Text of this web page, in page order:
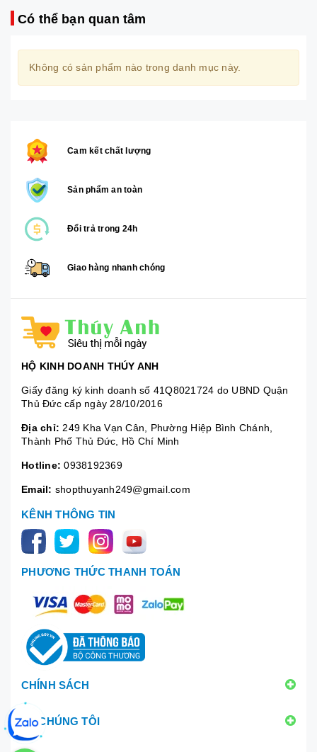
Có thể bạn quan tâm
Không có sản phẩm nào trong danh mục này.
Cam kết chất lượng
Sản phẩm an toàn
Đổi trả trong 24h
Giao hàng nhanh chóng
HỘ KINH DOANH THÚY ANH
Giấy đăng ký kinh doanh số 41Q8021724 do UBND Quận
Thủ Đức cấp ngày 28/10/2016
Địa chỉ: 249 Kha Vạn Cân, Phường Hiệp Bình Chánh,
Thành Phố Thủ Đức, Hồ Chí Minh
Hotline: 0938192369
Email: shopthuyanh249@gmail.com
KÊNH THÔNG TIN
PHƯƠNG THỨC THANH TOÁN
CHÍNH SÁCH
VỀ CHÚNG TÔI